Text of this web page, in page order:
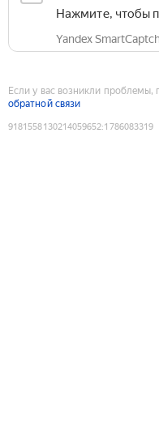
Нажмите, чтобы
Yandex
Если у вас возникли проблемы,
обратной связи
9181558130214059652:1786083319